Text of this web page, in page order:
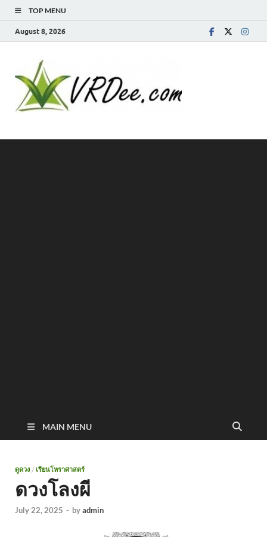
TOP MENU
August 8, 2026
MAIN MENU
ดูดวง / เรียนโหราศาสตร์
ดวงโลงผี
July 22, 2025 - byadmin